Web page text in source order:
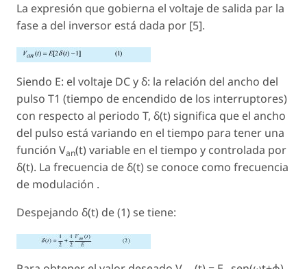
La expresión que gobierna el voltaje de salida par la
fase a del inversor está dada por [5].
Siendo E: el voltaje DC y δ: la relación del ancho del
pulso T1 (tiempo de encendido de los interruptores)
con respecto al periodo T, δ(t) significa que el ancho
del pulso está variando en el tiempo para tener una
función Van(t) variable en el tiempo y controlada por
δ(t). La frecuencia de δ(t) se conoce como frecuencia
de modulación .
Despejando δ(t) de (1) se tiene: